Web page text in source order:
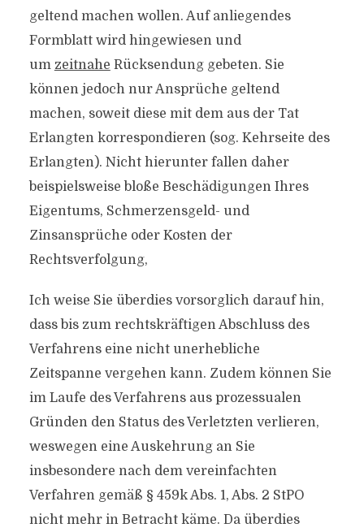
geltend machen wollen. Auf anliegendes
Formblatt wird hingewiesen und
um zeitnahe Rücksendung gebeten. Sie
können jedoch nur Ansprüche geltend
machen, soweit diese mit dem aus der Tat
Erlangten korrespondieren (sog. Kehrseite des
Erlangten). Nicht hierunter fallen daher
beispielsweise bloße Beschädigungen Ihres
Eigentums, Schmerzensgeld- und
Zinsansprüche oder Kosten der
Rechtsverfolgung,
Ich weise Sie überdies vorsorglich darauf hin,
dass bis zum rechtskräftigen Abschluss des
Verfahrens eine nicht unerhebliche
Zeitspanne vergehen kann. Zudem können Sie
im Laufe des Verfahrens aus prozessualen
Gründen den Status des Verletzten verlieren,
weswegen eine Auskehrung an Sie
insbesondere nach dem vereinfachten
Verfahren gemäß § 459k Abs. 1, Abs. 2 StPO
nicht mehr in Betracht käme. Da überdies